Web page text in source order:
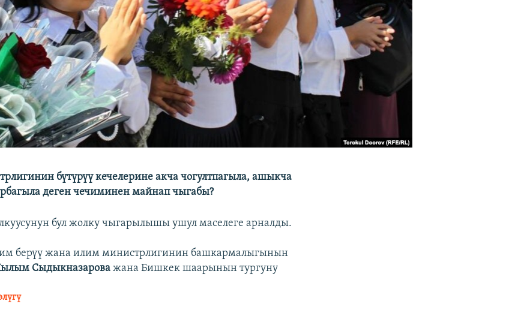
бүтүрүү кечелерине акча чогултпагыла, ашыкча
деген чечиминен майнап чыгабы?
бул жолку чыгарылышы ушул маселеге арналды.
берүү жана илим министрлигинин башкармалыгынын
Сыдыкназарова жана Бишкек шаарынын тургуну